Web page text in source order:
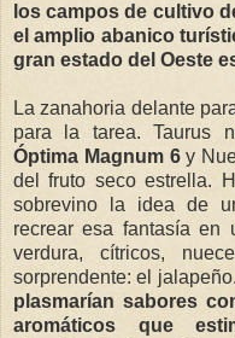
los campos de cultivo
el amplio abanico
gran estado del Oeste
La zanahoria delante
para la tarea. Taurus
Óptima Magnum 6y
del fruto seco estrella.
sobrevino la idea de
recrear esa fantasía en
verdura, cítricos,
sorprendente: el jalapeño.
plasmarían sabores
aromáticos que